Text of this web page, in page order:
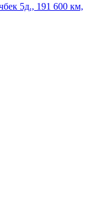
5д., 191 600 км,